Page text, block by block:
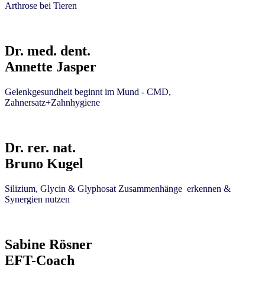
Arthrose bei Tieren
Dr. med. dent.
Annette Jasper
Gelenkgesundheit beginnt im Mund - CMD,
Zahnersatz+Zahnhygiene
Dr. rer. nat.
Bruno Kugel
Silizium, Glycin & Glyphosat Zusammenhänge erkennen &
Synergien nutzen
Sabine Rösner
EFT-Coach